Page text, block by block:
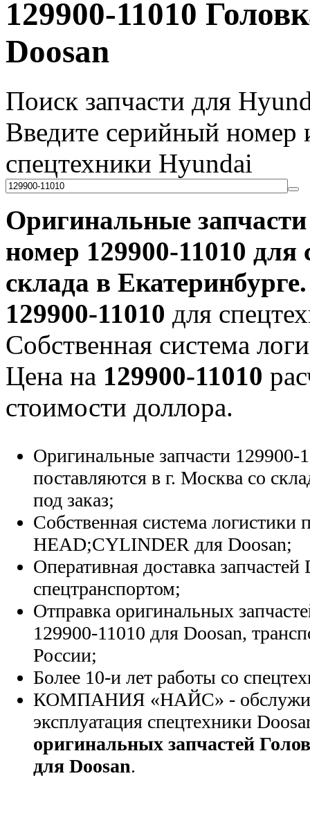
129900-11010
Doosan
Поиск запчасти для
Введите серийный номер
спецтехники Hyundai
Оригинальные
номер 129900-11010 для
склада в Екатеринбурге.
129900-11010 для
Собственная система
Цена на 129900-11010
стоимости доллора.
Оригинальные запчасти 129900-
поставляются в г. Москва со
под заказ;
Собственная система логистики
HEAD;CYLINDER для Doosan;
Оперативная доставка запчастей
спецтранспортом;
Отправка оригинальных
129900-11010 для Doosan,
России;
Более 10-и лет работы со
КОМПАНИЯ «НАЙС» -
эксплуатация спецтехники
оригинальных запчастей
для Doosan.